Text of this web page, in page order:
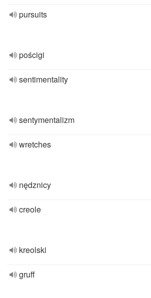
pursuits
pościgi
sentimentality
sentymentalizm
wretches
nędznicy
creole
kreolski
gruff